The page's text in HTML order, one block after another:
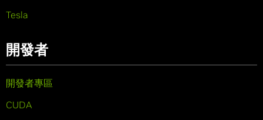
Tesla
開發者
開發者專區
CUDA